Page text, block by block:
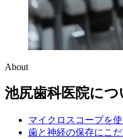
About
池尻歯科医院につ
マイクロスコープを
歯と神経の保存にこ